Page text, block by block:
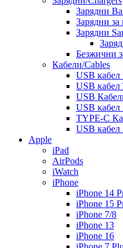
Зарядни
Зарядни за
Зарядни
Безжични
Кабели/Cables
USB
USB кабел
USB
USB кабел
TYPE-C
USB кабел
Apple
iPad
AirPods
iWatch
iPhone
iPhone 14
iPhone 15
iPhone 7/8
iPhone 13
iPhone 16